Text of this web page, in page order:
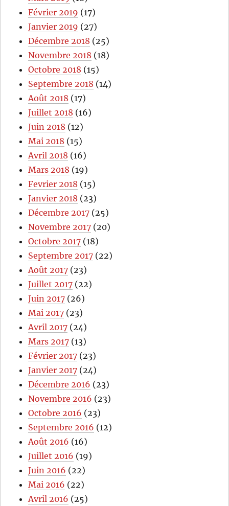
Février 2019 (17)
Janvier 2019 (27)
Décembre 2018 (25)
Novembre 2018 (18)
Octobre 2018 (15)
Septembre 2018 (14)
Août 2018 (17)
Juillet 2018 (16)
Juin 2018 (12)
Mai 2018 (15)
Avril 2018 (16)
Mars 2018 (19)
Fevrier 2018 (15)
Janvier 2018 (23)
Décembre 2017 (25)
Novembre 2017 (20)
Octobre 2017 (18)
Septembre 2017 (22)
Août 2017 (23)
Juillet 2017 (22)
Juin 2017 (26)
Mai 2017 (23)
Avril 2017 (24)
Mars 2017 (13)
Février 2017 (23)
Janvier 2017 (24)
Décembre 2016 (23)
Novembre 2016 (23)
Octobre 2016 (23)
Septembre 2016 (12)
Août 2016 (16)
Juillet 2016 (19)
Juin 2016 (22)
Mai 2016 (22)
Avril 2016 (25)